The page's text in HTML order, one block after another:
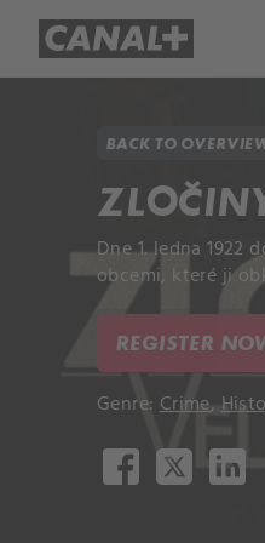
BACK TO
Dne 1. ledna
obcemi, které ji
REGISTER
Genre: Crime,